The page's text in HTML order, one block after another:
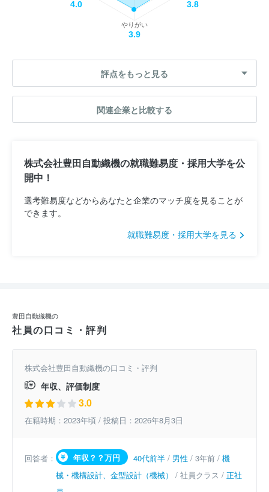
3.8
やりがい
3.9
4.0
評点をもっと見る
関連企業と比較する
株式会社豊田自動織機の就職難易度・採用大学を公
開中！
選考難易度などからあなたと企業のマッチ度を見ることが
できます。
就職難易度・採用大学を見る
豊田自動織機の
社員の口コミ・評判
株式会社豊田自動織機の口コミ・評判
年収、評価制度
3.0
在籍時期：2023年頃 / 投稿日：2026年8月3日
回答者： 年収？？万円 40代前半 / 男性 / 3年前 /機
械・機構設計、金型設計（機械）
/ 社員クラス / 正社